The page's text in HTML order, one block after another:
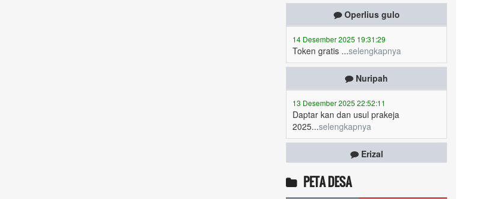
14 Desember 2025 19:31:29
Token gratis ...selengkapnya
Nuripah
13 Desember 2025 22:52:11
Daptar kan dan usul prakeja
2025...selengkapnya
Erizal
09 Desember 2025 13:48:42
Token listrik...selengkapnya
PETA DESA